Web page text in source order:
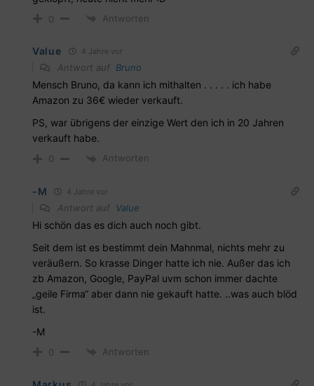
0 Antworten
Value 4 Jahre vor
Antwort auf Bruno
Mensch Bruno, da kann ich mithalten . . . . . ich habe
Amazon zu 36€ wieder verkauft.
PS, war übrigens der einzige Wert den ich in 20 Jahren
verkauft habe.
0 Antworten
-M 4 Jahre vor
Antwort auf Value
Hi schön das es dich auch noch gibt.
Seit dem ist es bestimmt dein Mahnmal, nichts mehr zu
veräußern. So krasse Dinger hatte ich nie. Außer das ich
zb Amazon, Google, PayPal uvm schon immer dachte
„geile Firma“ aber dann nie gekauft hatte. ..was auch blöd
ist.
-M
0 Antworten